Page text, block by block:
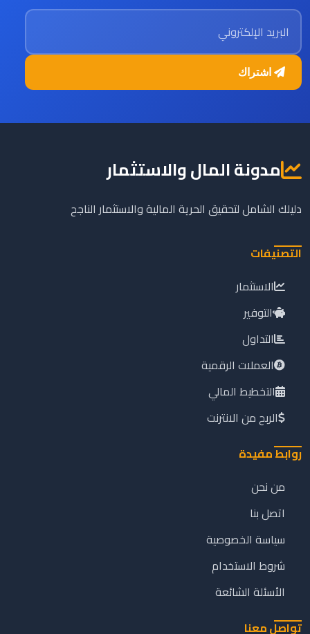
البريد الإلكتروني
مدونة المال والاستثمار
دليلك الشامل لتحقيق الحرية المالية والاستثمار الناجح
التصنيفات
الاستثمار
التوفير
التداول
العملات الرقمية
التخطيط المالي
الربح من الانترنت
روابط مفيدة
من نحن
اتصل بنا
سياسة الخصوصية
شروط الاستخدام
الأسئلة الشائعة
تواصل معنا